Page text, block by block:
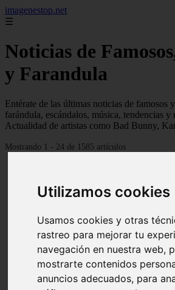
Utilizamos cookies
Usamos cookies y otras
rastreo para mejorar tu
navegación en nuestra web,
mostrarte contenidos
anuncios adecuados, para
imagenestop.net
☰
Noticias de
y Farandula
Entérate de las últimas noticias de famosos
farándula, escándalos, música, tendencias y
Actualidad de artistas como Bad Bunny,
Mostrando 1 - 24 de 1585 artículos